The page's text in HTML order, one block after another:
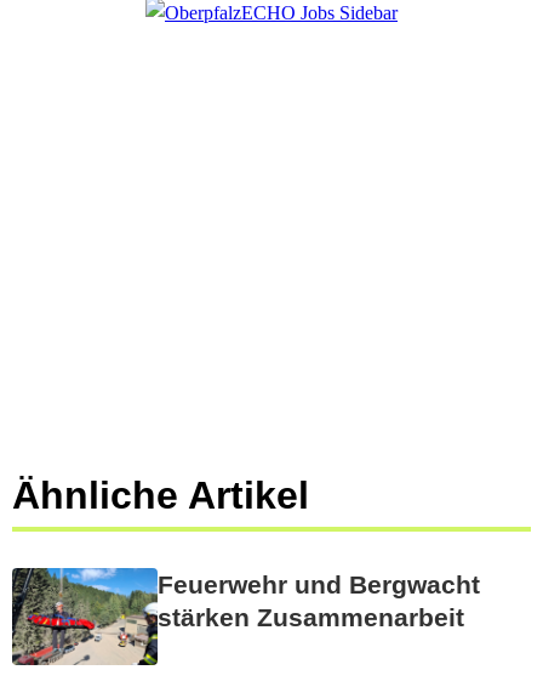
Ähnliche Artikel
Feuerwehr und Bergwacht
stärken Zusammenarbeit